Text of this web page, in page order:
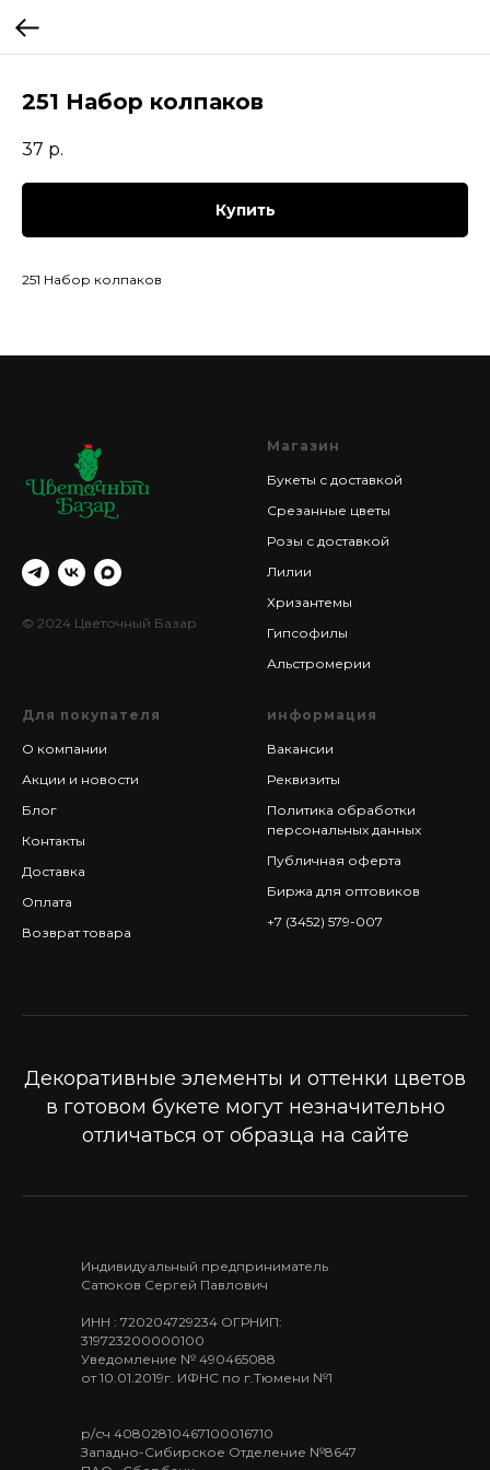
251 Набор колпаков
37 р.
Купить
251 Набор колпаков
© 2024 Цветочный Базар
Магазин
Букеты с доставкой
Срезанные цветы
Розы с доставкой
Лилии
Хризантемы
Гипсофилы
Альстромерии
Для покупателя
О компании
Акции и новости
Блог
Контакты
Доставка
Оплата
Возврат товара
информация
Вакансии
Реквизиты
Политика обработки
персональных данных
Публичная оферта
Биржа для оптовиков
+7 (3452) 579-007
Декоративные элементы и оттенки цветов
в готовом букете могут незначительно
отличаться от образца на сайте
Индивидуальный предприниматель
Сатюков Сергей Павлович
ИНН : 720204729234 ОГРНИП:
319723200000100
Уведомление № 490465088
от 10.01.2019г. ИФНС по г.Тюмени №1
р/сч 40802810467100016710
Западно-Сибирское Отделение №8647